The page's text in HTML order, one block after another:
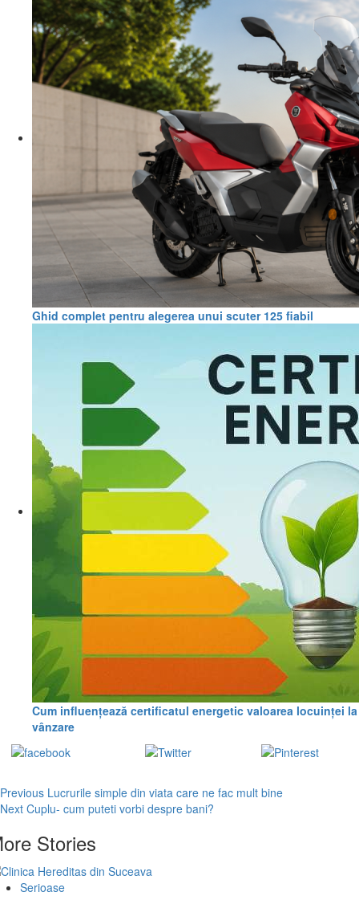
Ghid complet pentru alegerea unui scuter 125 fiabil
Cum influențează certificatul energetic valoarea locuinței la
vânzare
Share on
Tweet
Continue
Reading
Previous Lucrurile simple din viata care ne fac mult bine
Next Cuplu- cum puteti vorbi despre bani?
Stories
Serioase